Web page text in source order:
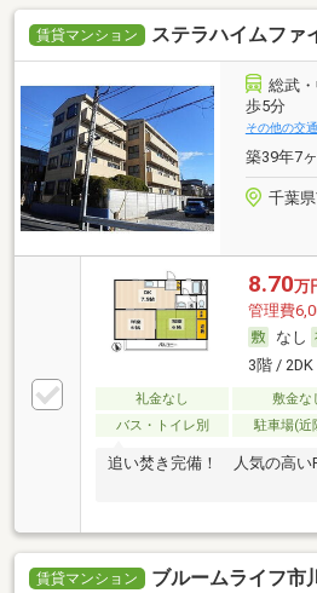
賃貸マンション ステラハイムファ
総武
歩5分
その他の交通
築39年7
千葉
8.70万
管理費
なし
3階 /
礼金なし 敷金な
バス・トイレ別
駐車場(近
追い焚き完備！ 人気の高い
賃貸マンション ブルームライフ市川